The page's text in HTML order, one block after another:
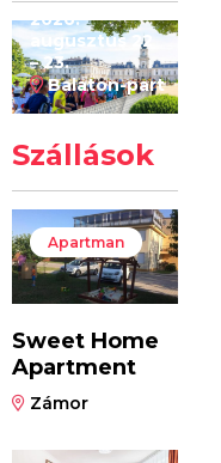
2026.
augusztus 22
– 23.
Balaton-part
Szállások
Apartman
Sweet Home
Apartment
Zámor